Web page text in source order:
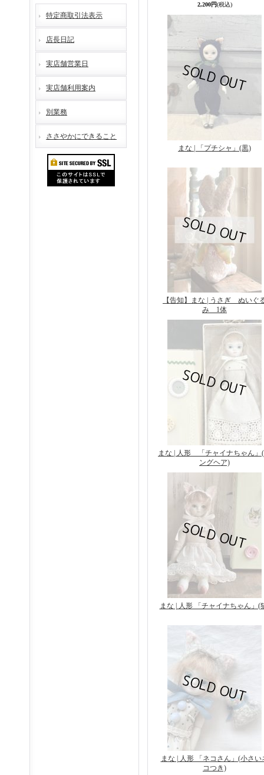
特定商取引法表示
店長日記
実店舗営業日
実店舗利用案内
別業務
ささやかにできること
2,200円(税込)
まな | 「プチシャ」(黒)
【告知】まな | うさぎ ぬいぐ
み 1体
まな | 人形 「チャイナちゃん」
ングヘア)
まな | 人形 「チャイナちゃん」(
まな | 人形 「ネコさん」(小さい
コつき)